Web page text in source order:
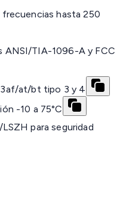
hasta 250
ANSI/TIA-1096-A y FCC
at/bt tipo 3 y 4
-10 a 75°C
para seguridad